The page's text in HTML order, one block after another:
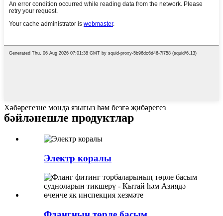
Хәбәрегезне монда языгыз һәм безгә җибәрегез
бәйләнешле продуктлар
Электр коралы